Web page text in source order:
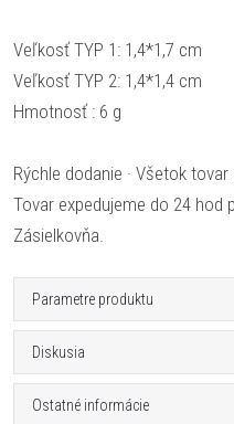
Veľkosť TYP 1: 1,4*1,7 cm
Veľkosť TYP 2: 1,4*1,4 cm
Hmotnosť : 6 g
Rýchle dodanie · Všetok
Tovar expedujeme do 24 hod
Zásielkovňa.
Parametre produktu
Diskusia
Ostatné informácie